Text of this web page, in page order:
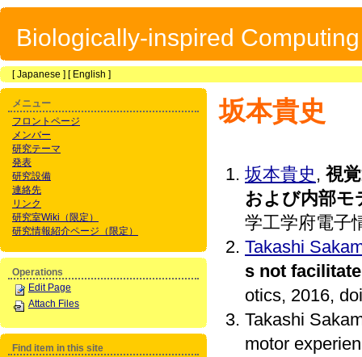
Biologically-inspired
[Japanese ] [ English ]
坂本貴史
坂本貴史 , 視
および内部モ
学工学府電子
Takashi
s not
otics, 2016,
Takashi
motor
メニュー
フロントページ
メンバー
研究テーマ
発表
研究設備
連絡先
リンク
研究室Wiki（限定）
研究情報紹介ページ（限定）
Operations
Edit Page
Attach Files
Find item in this site